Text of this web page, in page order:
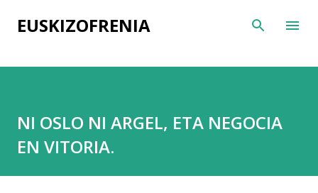
Ir al contenido principal
EUSKIZOFRENIA
NI OSLO NI ARGEL, ETA NEGOCIA
EN VITORIA.